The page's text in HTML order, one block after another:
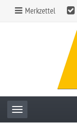
Merkzettel
Toggle navigation